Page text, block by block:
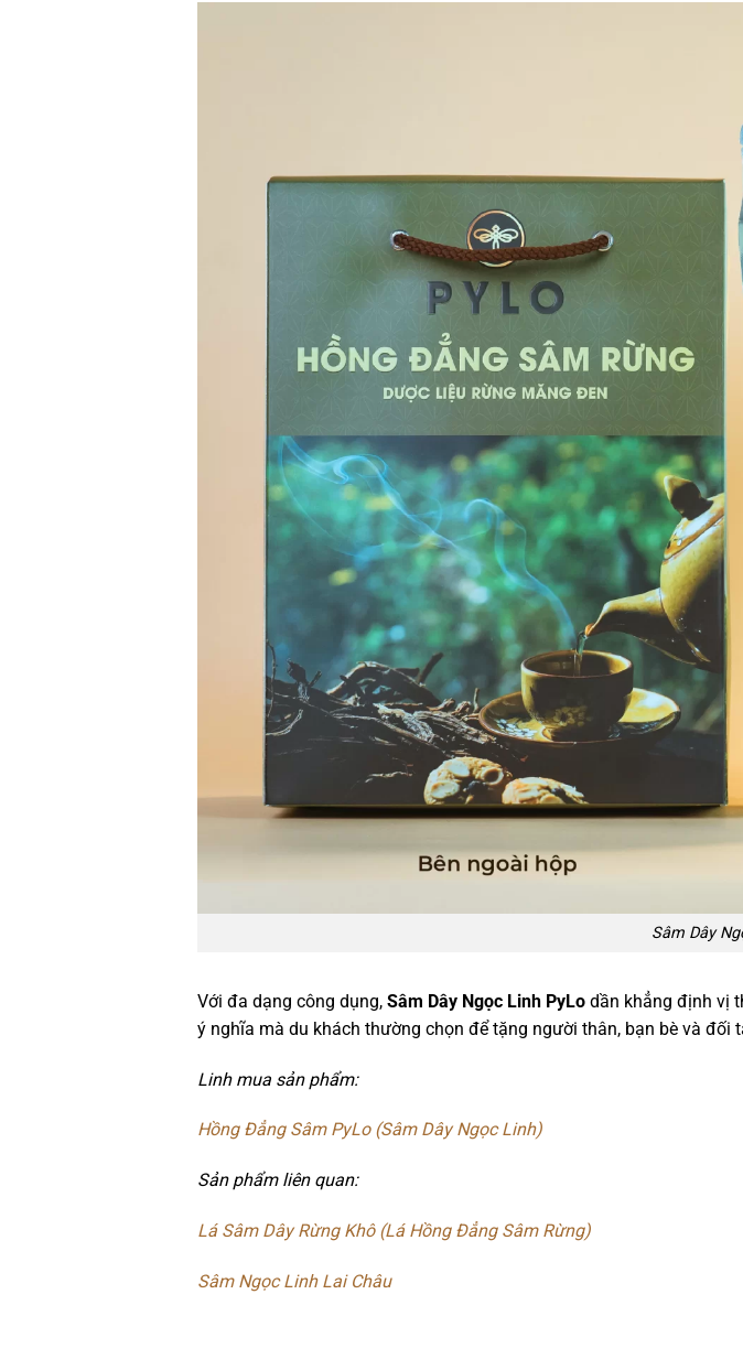
Sâm Dây
Với đa dạng công dụng, Sâm Dây Ngọc Linh PyLodần khẳng định vị
ý nghĩa mà du khách thường chọn để tặng người thân, bạn bè và đối
Linh mua sản phẩm:
Hồng Đẳng Sâm PyLo (Sâm Dây Ngọc Linh)
Sản phẩm liên quan:
Lá Sâm Dây Rừng Khô (Lá Hồng Đẳng Sâm Rừng)
Sâm Ngọc Linh Lai Châu